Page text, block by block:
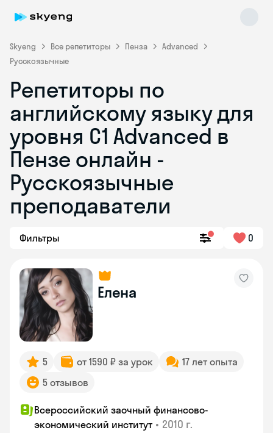
Skyeng Все репетиторы Пенза
Advanced
Русскоязычные
Репетиторы по
английскому языку для
уровня C1 Advanced в
Пензе онлайн -
Русскоязычные
преподаватели
Фильтры 0
Елена
5 от 1590 ₽ за урок
17 лет опыта
5 отзывов
Всероссийский заочный финансово-
экономический институт • 2010 г.
Skyeng Chat